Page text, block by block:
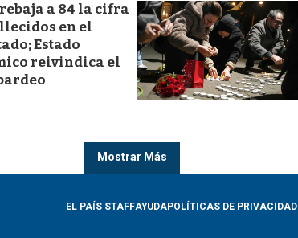
a 84 la cifra
en el
Estado
reivindica el
Mostrar Más
EL PAÍS STAFFAYUDAPOLÍTICAS DE PRIVACIDAD